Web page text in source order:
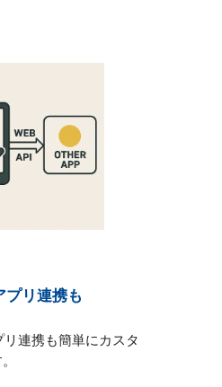
リ連携も
連携も簡単にカスタ